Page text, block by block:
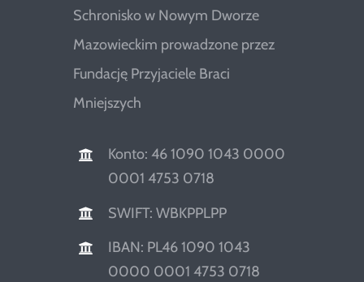
Schronisko w Nowym Dworze
Mazowieckim prowadzone przez
Fundację Przyjaciele Braci
Mniejszych
Konto: 46 1090 1043 0000
0001 4753 0718
SWIFT: WBKPPLPP
IBAN: PL46 1090 1043
0000 0001 4753 0718